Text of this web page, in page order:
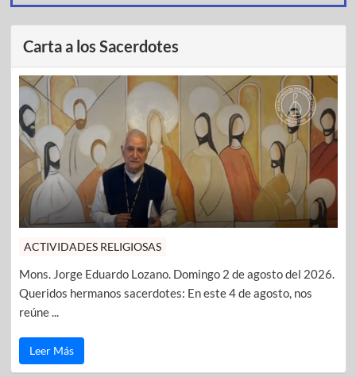
Carta a los Sacerdotes
ACTIVIDADES RELIGIOSAS
Mons. Jorge Eduardo Lozano. Domingo 2 de agosto del 2026.
Queridos hermanos sacerdotes: En este 4 de agosto, nos
reúne ...
Leer Más